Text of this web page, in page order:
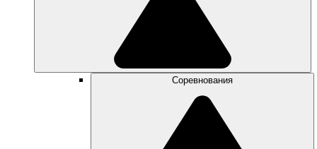
Соревнования